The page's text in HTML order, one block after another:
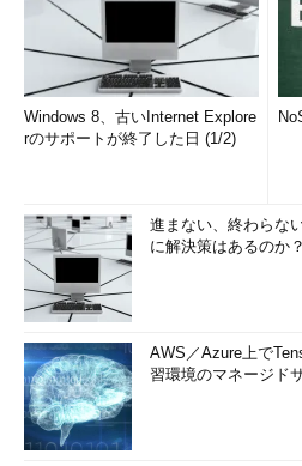
Windows 8、古いInternet Explore
rのサポートが終了した日 (1/2)
進まない、終わらな
に解決策はあるのか
AWS／Azure上で
習環境のマネージド